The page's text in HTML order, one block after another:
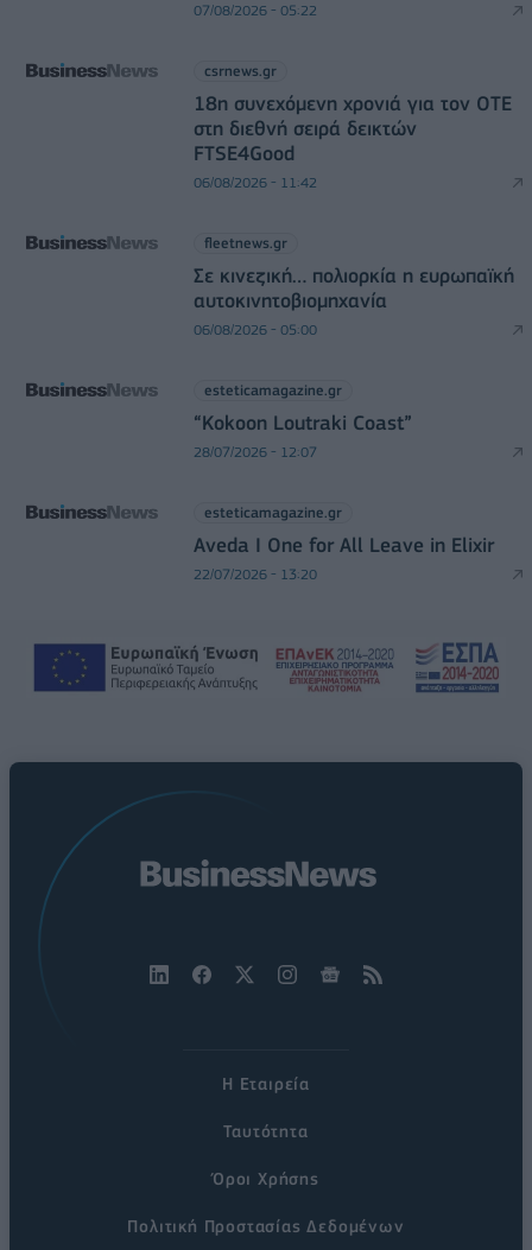
07/08/2026 - 05:22
csrnews.gr
18η συνεχόμενη χρονιά για τον ΟΤΕ
στη διεθνή σειρά δεικτών
FTSE4Good
06/08/2026 - 11:42
fleetnews.gr
Σε κινεζική… πολιορκία η ευρωπαϊκή
αυτοκινητοβιομηχανία
06/08/2026 - 05:00
esteticamagazine.gr
“Kokoon Loutraki Coast”
28/07/2026 - 12:07
esteticamagazine.gr
Aveda I One for All Leave in Elixir
22/07/2026 - 13:20
Η Εταιρεία
Ταυτότητα
Όροι Χρήσης
Πολιτική Προστασίας Δεδομένων